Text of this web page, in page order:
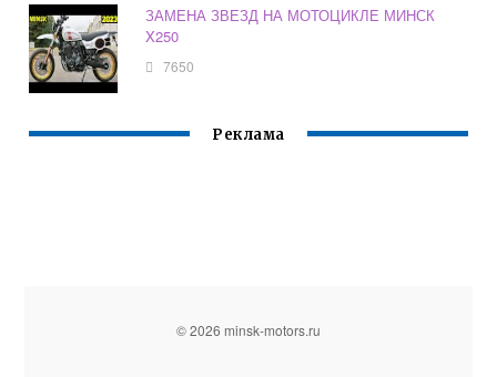
ЗАМЕНА ЗВЕЗД НА МОТОЦИКЛЕ МИНСК
X250
7650
Реклама
© 2026 minsk-motors.ru